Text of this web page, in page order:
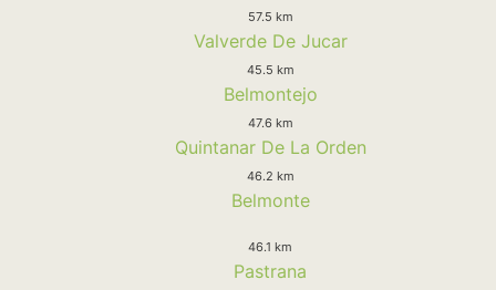
57.5 km
Valverde De Jucar
45.5 km
Belmontejo
47.6 km
Quintanar De La Orden
46.2 km
Belmonte
46.1 km
Pastrana